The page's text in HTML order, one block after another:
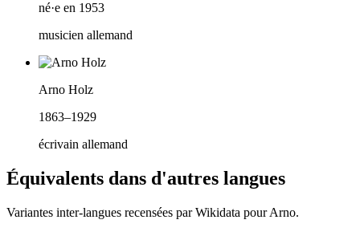
né·e en 1953
musicien allemand
Arno Holz
1863–1929
écrivain allemand
Équivalents dans d'autres langues
Variantes inter-langues recensées par Wikidata pourArno.